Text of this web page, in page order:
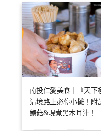
南投仁愛美食｜『天下
清境路上必停小攤！附
鮑菇&現煮黑木耳汁！